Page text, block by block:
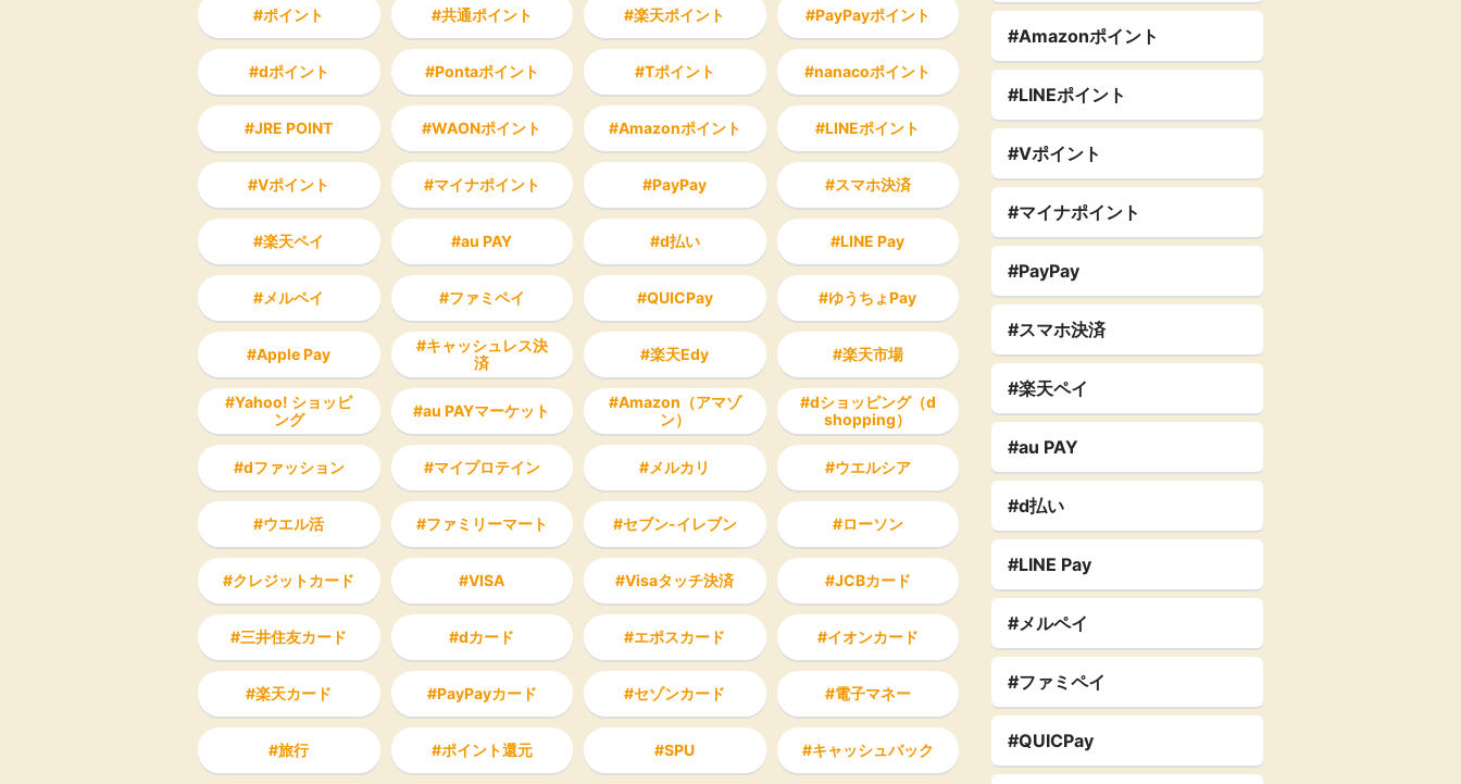
ポイント 共通ポイント 楽天ポイント PayPayポイント
dポイント Pontaポイント Tポイント nanacoポイント
JRE POINT WAONポイント Amazonポイント LINEポイント
Vポイント マイナポイント PayPay スマホ決済
楽天ペイ au PAY d払い LINE Pay
メルペイ ファミペイ QUICPay ゆうちょPay
Apple Pay
キャッシュレス決
済
楽天Edy 楽天市場
Yahoo! ショッピ
ング
au PAYマーケット
Amazon（アマゾ
ン）
dショッピング（d
shopping）
dファッション マイプロテイン メルカリ ウエルシア
ウエル活 ファミリーマート セブン-イレブン ローソン
クレジットカード VISA Visaタッチ決済 JCBカード
三井住友カード dカード エポスカード イオンカード
楽天カード PayPayカード セゾンカード 電子マネー
旅行 ポイント還元 SPU キャッシュバック
#Amazonポイント
#LINEポイント
#Vポイント
#マイナポイント
#PayPay
#スマホ決済
#楽天ペイ
#au PAY
#d払い
#LINE Pay
#メルペイ
#ファミペイ
#QUICPay